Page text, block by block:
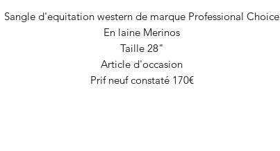
Sangle d'equitation western de marque Professional Choice
En laine Merinos
Taille 28"
Article d'occasion
Prif neuf constaté 170€